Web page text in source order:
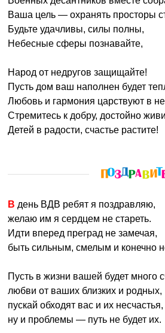
Ваша цель — охранять просторы
Будьте удачливы, силы полны,
Небесные сферы познавайте,
Народ от недругов защищайте!
Пусть дом ваш наполнен будет
Любовь и гармония царствуют в
Стремитесь к добру, достойно
Детей в радости, счастье растите!
В день ВДВ ребят я поздравляю,
желаю им я сердцем не стареть.
Идти вперед преград не замечая,
быть сильным, смелым и конечно
Пусть в жизни вашей будет много
любви от ваших близких и родных,
пускай обходят вас и их несчастья,
ну и проблемы — путь не будет их.